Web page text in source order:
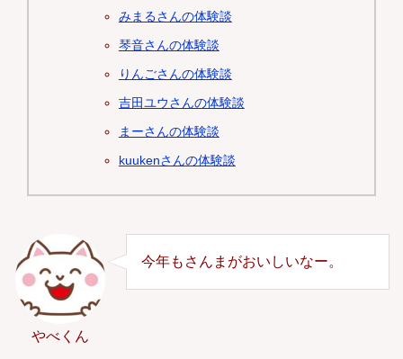
みまるさんの体験談
琴音さんの体験談
りんごさんの体験談
吉田ユウさんの体験談
まーさんの体験談
kuukenさんの体験談
やべくん
今年もさんまがおいしいなー。